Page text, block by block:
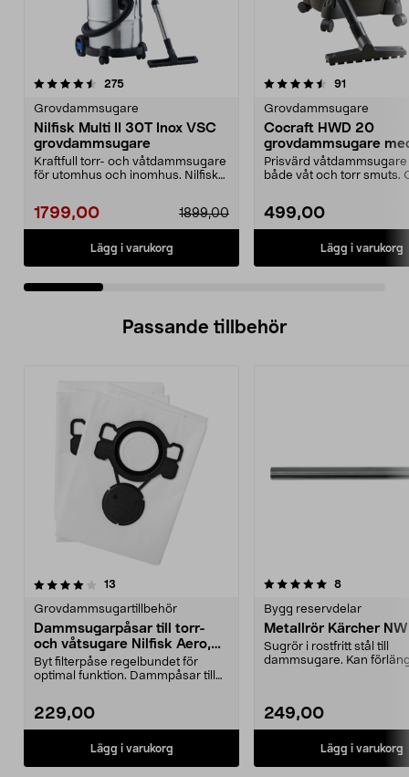
275recensioner
Grovdammsugare
Nilfisk Multi II 30T Inox VSC
grovdammsugare
Kraftfull torr- och våtdammsugare
för utomhus och inomhus. Nilfisk
1799,00 1899,00
Lägg i varukorg
4.5 av 5 stjärnor 91
Grovdammsugare
Cocraft HWD 20
grovdammsugare
utan påse
Prisvärd
både våt och torr smuts.
499,00
Lägg i varukorg
4.0 av 5 stjärnor
Passande tillbehör
13
Grovdammsugartillbehör
Dammsugarpåsar till torr-
och våtsugare Nilfisk Aero,
5-pack
Byt filterpåse regelbundet för
optimal funktion. Dammpåsar till
229,00
Lägg i varukorg
5.0av 5 stjärnor 8recensioner
Bygg reservdelar
Metallrör Kärcher
Sugrör i rostfritt stål till
dammsugare. Kan
249,00
Lägg i varukorg